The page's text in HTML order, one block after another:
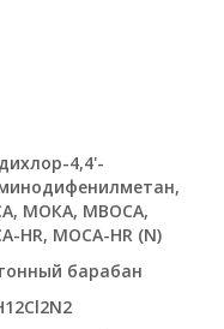
4,4'-
МОКА, MBOCA,
HR, MOCA-HR (N)
барабан